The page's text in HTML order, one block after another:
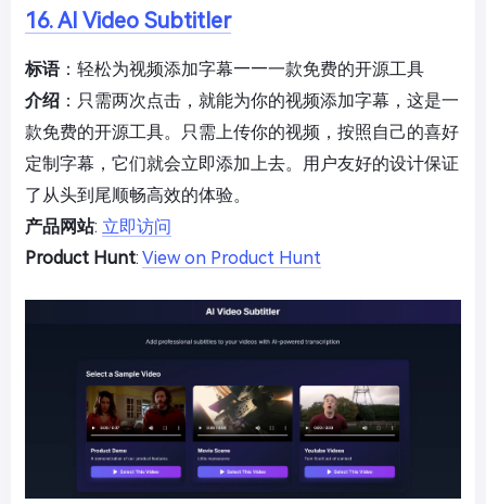
16. AI Video Subtitler
标语：轻松为视频添加字幕——一款免费的开源工具
介绍 ：只需两次点击，就能为你的视频添加字幕，这是一
款免费的开源工具。只需上传你的视频，按照自己的喜好
定制字幕，它们就会立即添加上去。用户友好的设计保证
了从头到尾顺畅高效的体验。
产品网站: 立即访问
Product Hunt: View on Product Hunt